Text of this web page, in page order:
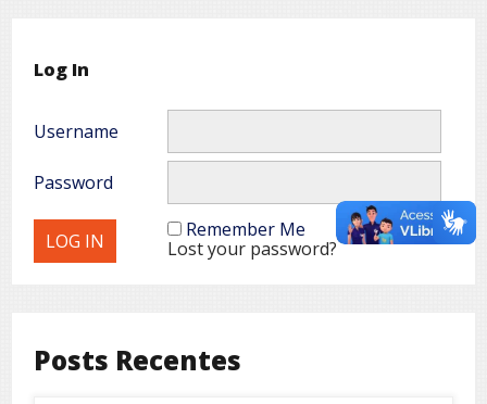
Log In
Username
Password
Remember Me
Lost your password?
Posts Recentes